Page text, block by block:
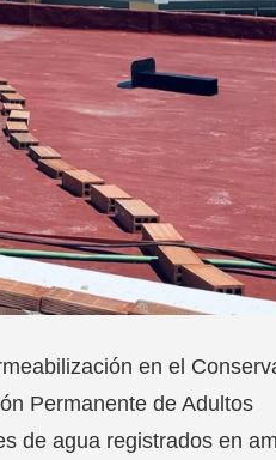
en el
Permanente de Adultos
de agua registrados en